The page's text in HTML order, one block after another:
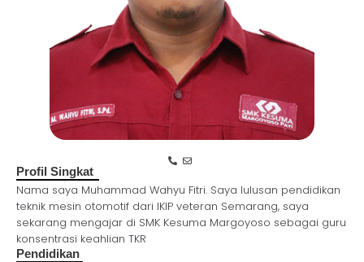
Profil Singkat
Nama saya Muhammad Wahyu Fitri. Saya lulusan pendidikan
teknik mesin otomotif dari IKIP veteran Semarang, saya
sekarang mengajar di SMK Kesuma Margoyoso sebagai guru
konsentrasi keahlian TKR
Pendidikan